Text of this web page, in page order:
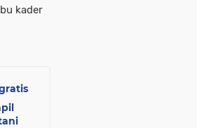
kader